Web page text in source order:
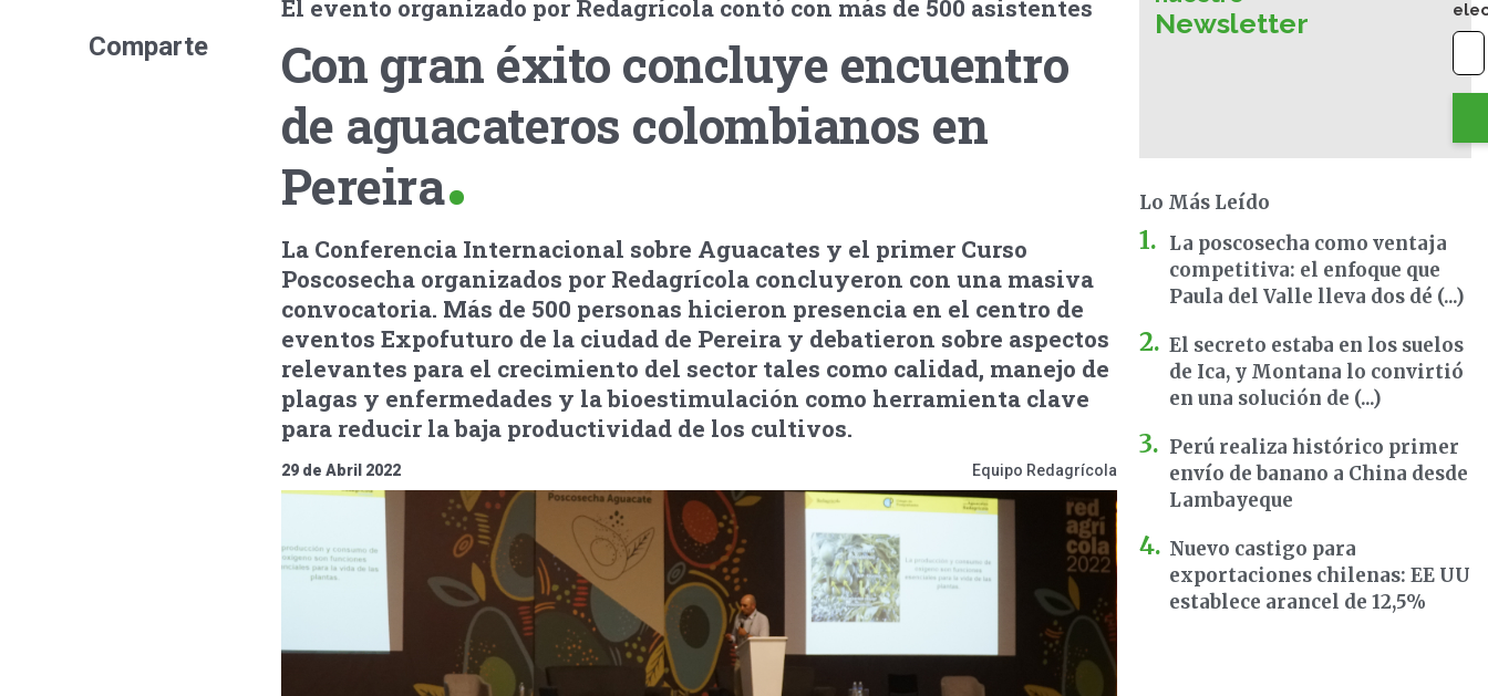
Comparte
El evento organizado por Redagrícola contó con más de 500 asistentes
Con gran éxito concluye encuentro
de aguacateros colombianos en
Pereira
La Conferencia Internacional sobre Aguacates y el primer Curso
Poscosecha organizados por Redagrícola concluyeron con una masiva
convocatoria. Más de 500 personas hicieron presencia en el centro de
eventos Expofuturo de la ciudad de Pereira y debatieron sobre aspectos
relevantes para el crecimiento del sector tales como calidad, manejo de
plagas y enfermedades y la bioestimulación como herramienta clave
para reducir la baja productividad de los cultivos.
29 de Abril 2022 Equipo Redagrícola
Newsletter
Lo Más Leído
La poscosecha como ventaja
competitiva: el enfoque que
Paula del Valle lleva dos dé (...)
El secreto estaba en los suelos
de Ica, y Montana lo convirtió
en una solución de (...)
Perú realiza histórico primer
envío de banano a China desde
Lambayeque
Nuevo castigo para
exportaciones chilenas: EE UU
establece arancel de 12,5%